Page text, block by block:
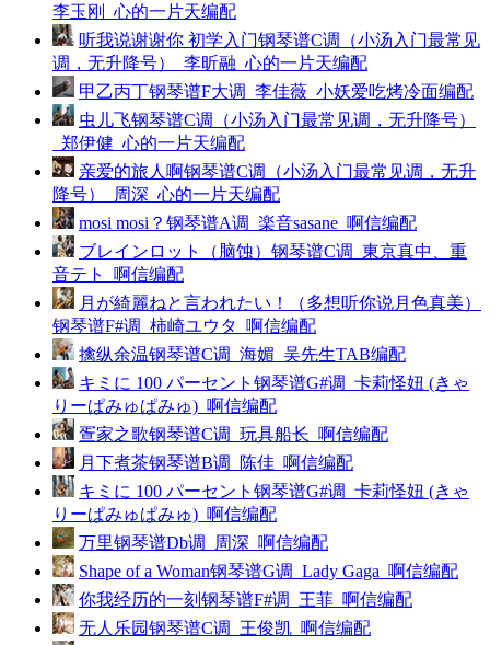
李玉刚_心的一片天编配
听我说谢谢你 初学入门钢琴谱C调（小汤入门最常见
调，无升降号）_李昕融_心的一片天编配
甲乙丙丁钢琴谱F大调_李佳薇_小妖爱吃烤冷面编配
虫儿飞钢琴谱C调（小汤入门最常见调，无升降号）
_郑伊健_心的一片天编配
亲爱的旅人啊钢琴谱C调（小汤入门最常见调，无升
降号）_周深_心的一片天编配
mosi mosi？钢琴谱A调_楽音sasane_啊信编配
ブレインロット（脑蚀）钢琴谱C调_東京真中、重
音テト_啊信编配
月が綺麗ねと言われたい！（多想听你说月色真美）
钢琴谱F#调_柿崎ユウタ_啊信编配
擒纵余温钢琴谱C调_海媚_吴先生TAB编配
キミに 100 パーセント钢琴谱G#调_卡莉怪妞 (きゃ
りーぱみゅぱみゅ)_啊信编配
疍家之歌钢琴谱C调_玩具船长_啊信编配
月下煮茶钢琴谱B调_陈佳_啊信编配
キミに 100 パーセント钢琴谱G#调_卡莉怪妞 (きゃ
りーぱみゅぱみゅ)_啊信编配
万里钢琴谱Db调_周深_啊信编配
Shape of a Woman钢琴谱G调_Lady Gaga_啊信编配
你我经历的一刻钢琴谱F#调_王菲_啊信编配
无人乐园钢琴谱C调_王俊凯_啊信编配